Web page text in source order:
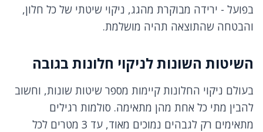
בפועל - ירידה מבוקרת מהגג, ניקוי שיטתי של כל חלון,
והבטחה שהתוצאה תהיה מושלמת.
השיטות השונות לניקוי חלונות בגובה
בעולם ניקוי החלונות קיימות מספר שיטות שונות, וחשוב
להבין מתי כל אחת מהן מתאימה. סולמות רגילים
מתאימים רק לגבהים נמוכים מאוד, עד 3 מטרים לכל